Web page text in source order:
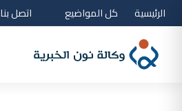
الرئيسية كل المواضيع اتصل بنا